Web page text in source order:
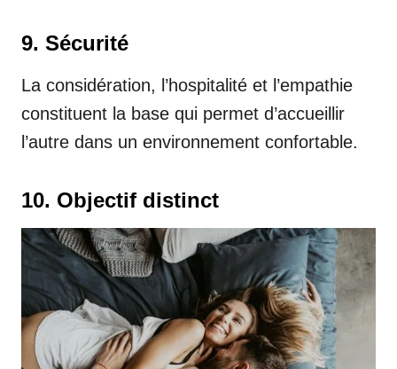
9. Sécurité
La considération, l’hospitalité et l’empathie
constituent la base qui permet d’accueillir
l’autre dans un environnement confortable.
10. Objectif distinct